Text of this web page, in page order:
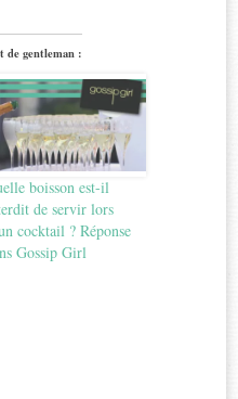
de gentleman :
boisson est-il
de servir lors
cocktail ? Réponse
Gossip Girl